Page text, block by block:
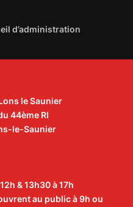
d’administration
le Saunier
44ème RI
le-Saunier
& 13h30 à 17h
au public à 9h ou